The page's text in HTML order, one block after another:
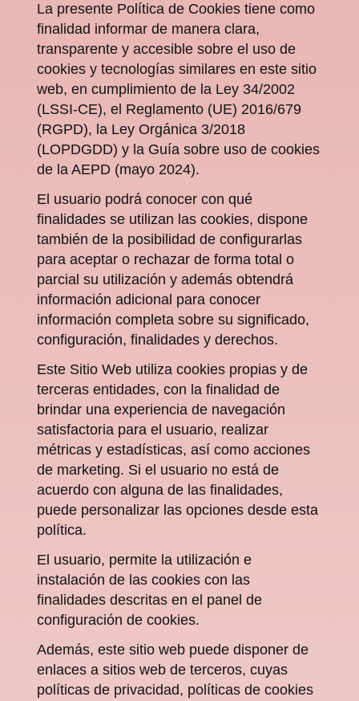
La presente Política de Cookies tiene como
finalidad informar de manera clara,
transparente y accesible sobre el uso de
cookies y tecnologías similares en este sitio
web, en cumplimiento de la Ley 34/2002
(LSSI-CE), el Reglamento (UE) 2016/679
(RGPD), la Ley Orgánica 3/2018
(LOPDGDD) y la Guía sobre uso de cookies
de la AEPD (mayo 2024).
El usuario podrá conocer con qué
finalidades se utilizan las cookies, dispone
también de la posibilidad de configurarlas
para aceptar o rechazar de forma total o
parcial su utilización y además obtendrá
información adicional para conocer
información completa sobre su significado,
configuración, finalidades y derechos.
Este Sitio Web utiliza cookies propias y de
terceras entidades, con la finalidad de
brindar una experiencia de navegación
satisfactoria para el usuario, realizar
métricas y estadísticas, así como acciones
de marketing. Si el usuario no está de
acuerdo con alguna de las finalidades,
puede personalizar las opciones desde esta
política.
El usuario, permite la utilización e
instalación de las cookies con las
finalidades descritas en el panel de
configuración de cookies.
Además, este sitio web puede disponer de
enlaces a sitios web de terceros, cuyas
políticas de privacidad, políticas de cookies